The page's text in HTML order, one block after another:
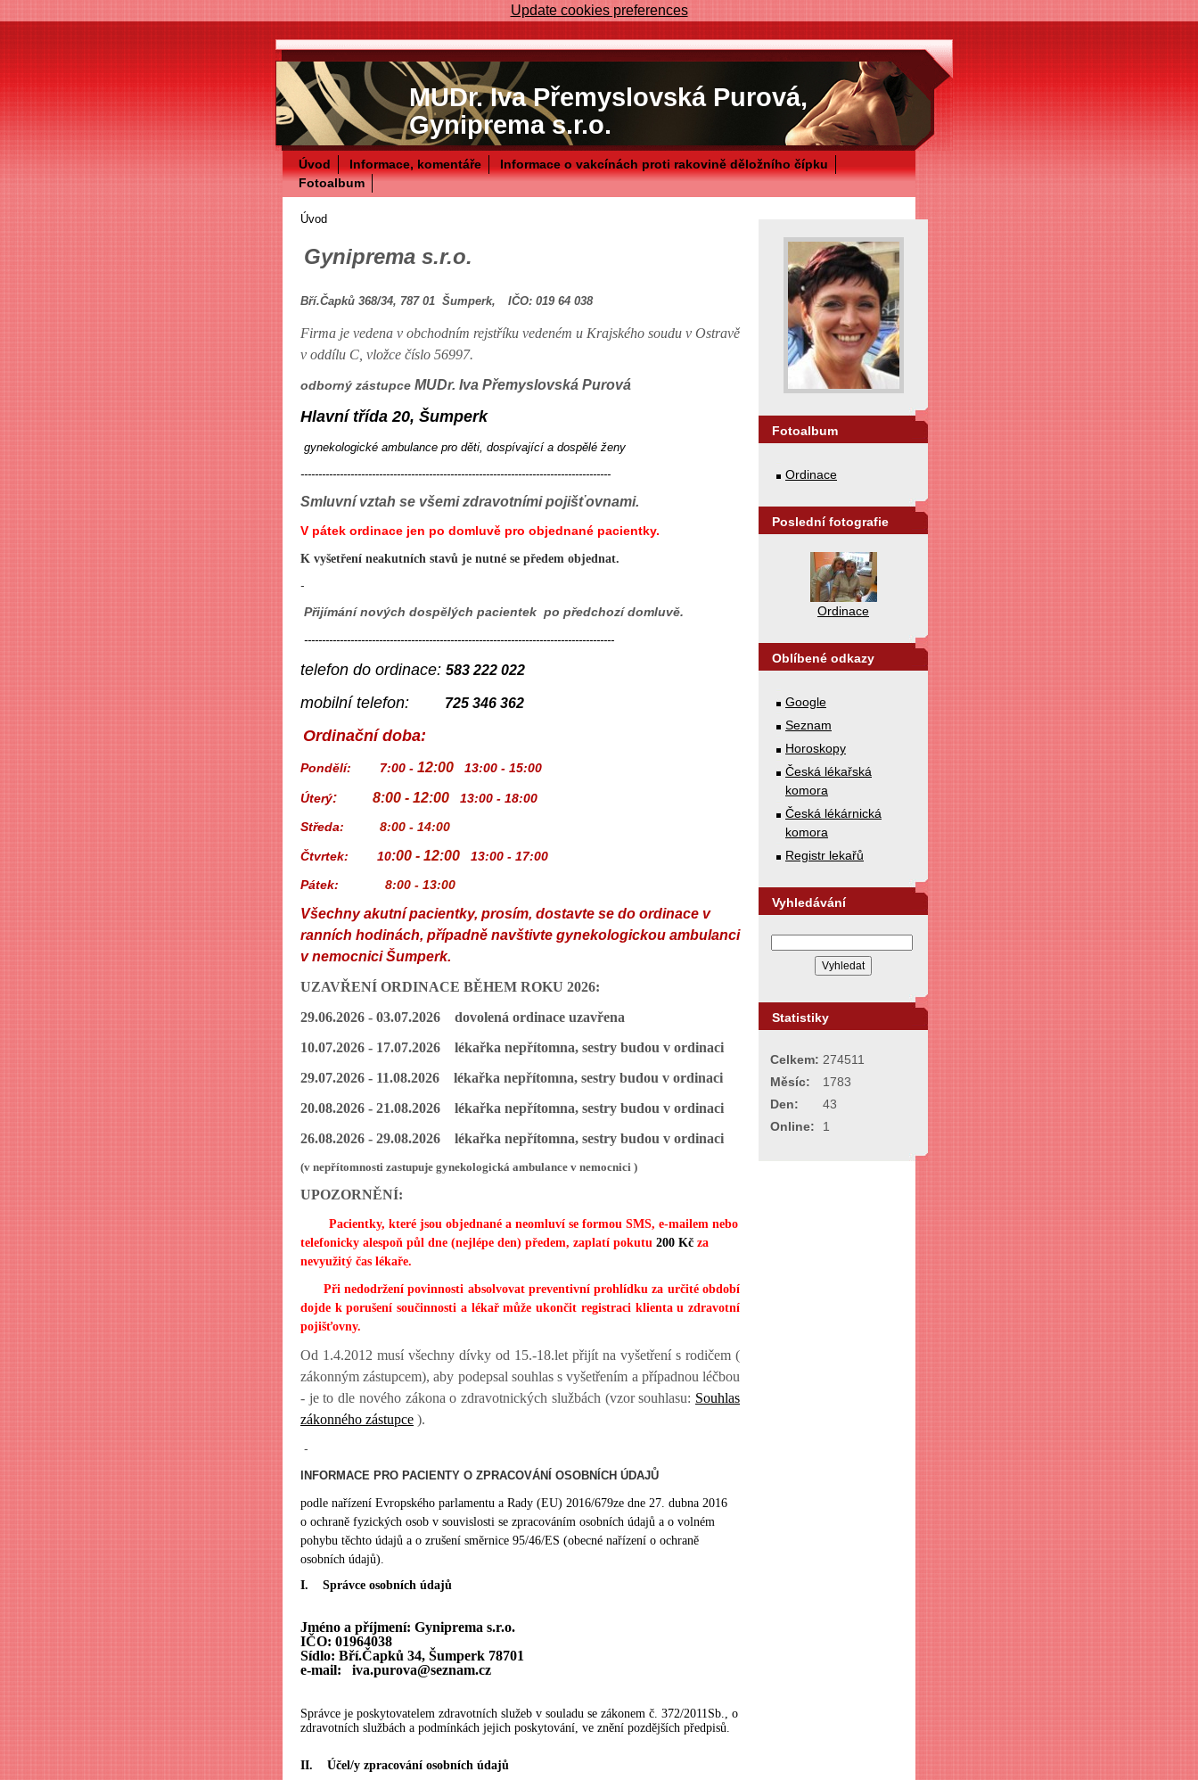
Update cookies preferences
MUDr. Iva Přemyslovská Purová,
Gyniprema s.r.o.
Úvod Informace, komentáře
Informace o vakcínách proti rakovině děložního čípku
Fotoalbum
Úvod
Gyniprema s.r.o.
Bří.Čapků 368/34, 787 01 Šumperk, IČO: 019 64 038
Firma je vedena v obchodním rejstříku vedeném u Krajského soudu v Ostravě
v oddílu C, vložce číslo 56997.
odborný zástupce MUDr. Iva Přemyslovská Purová
Hlavní třída 20, Šumperk
gynekologické ambulance pro děti, dospívající a dospělé ženy
---------------------------------------------------------------------------------------
Smluvní vztah se všemi zdravotními pojišťovnami.
V pátek ordinace jen po domluvě pro objednané pacientky.
K vyšetření neakutních stavů je nutné se předem objednat.
-
Přijímání nových dospělých pacientek po předchozí domluvě.
---------------------------------------------------------------------------------------
telefon do ordinace: 583 222 022
mobilní telefon: 725 346 362
Ordinační doba:
Pondělí: 7:00 - 12:00 13:00 - 15:00
Úterý: 8:00 - 12:00 13:00 - 18:00
Středa: 8:00 - 14:00
Čtvrtek: 10:00 - 12:00 13:00 - 17:00
Pátek:
8:00 - 13:00
Všechny akutní pacientky, prosím, dostavte se do ordinace v
ranních hodinách, případně navštivte gynekologickou ambulanci
v nemocnici Šumperk.
UZAVŘENÍ ORDINACE BĚHEM ROKU 2026:
29.06.2026 - 03.07.2026 dovolená ordinace uzavřena
10.07.2026 - 17.07.2026 lékařka nepřítomna, sestry budou v ordinaci
29.07.2026 - 11.08.2026 lékařka nepřítomna, sestry budou v ordinaci
20.08.2026 - 21.08.2026 lékařka nepřítomna, sestry budou v ordinaci
26.08.2026 - 29.08.2026 lékařka nepřítomna, sestry budou v ordinaci
(v nepřítomnosti zastupuje gynekologická ambulance v nemocnici )
UPOZORNĚNÍ:
Pacientky, které jsou objednané a neomluví se formou SMS, e-mailem nebo
telefonicky alespoň půl dne (nejlépe den) předem, zaplatí pokutu 200 Kč za
nevyužitý čas lékaře.
Při nedodržení povinnosti absolvovat preventivní prohlídku za určité období
dojde k porušení součinnosti a lékař může ukončit registraci klienta u zdravotní
pojišťovny.
Od 1.4.2012 musí všechny dívky od 15.-18.let přijít na vyšetření s rodičem (
zákonným zástupcem), aby podepsal souhlas s vyšetřením a případnou léčbou
- je to dle nového zákona o zdravotnických službách (vzor souhlasu: Souhlas
zákonného zástupce ).
-
INFORMACE PRO PACIENTY O ZPRACOVÁNÍ OSOBNÍCH ÚDAJŮ
podle nařízení Evropského parlamentu a Rady (EU) 2016/679ze dne 27. dubna 2016
o ochraně fyzických osob v souvislosti se zpracováním osobních údajů a o volném
pohybu těchto údajů a o zrušení směrnice 95/46/ES (obecné nařízení o ochraně
osobních údajů).
I. Správce osobních údajů
Jméno a příjmení: Gyniprema s.r.o.
IČO: 01964038
Sídlo: Bří.Čapků 34, Šumperk 78701
e-mail: iva.purova@seznam.cz
Správce je poskytovatelem zdravotních služeb v souladu se zákonem č. 372/2011Sb., o
zdravotních službách a podmínkách jejich poskytování, ve znění pozdějších předpisů.
II. Účel/y zpracování osobních údajů
Fotoalbum
Ordinace
Poslední fotografie
Ordinace
Oblíbené odkazy
Google
Seznam
Horoskopy
Česká lékařská
komora
Česká lékárnická
komora
Registr lekařů
Vyhledávání
Statistiky
Online: 1
Celkem: 274511
Měsíc:
1783
Den:
43